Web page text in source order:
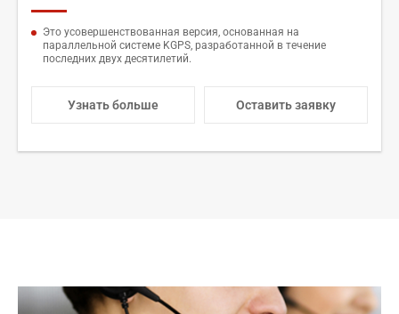
Это усовершенствованная версия, основанная на
параллельной системе KGPS, разработанной в течение
последних двух десятилетий.
Узнать больше Оставить заявку